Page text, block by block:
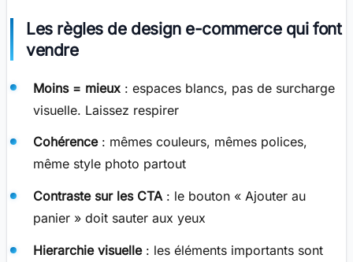
Les règles de design e-commerce qui font
vendre
Moins = mieux: espaces blancs, pas de surcharge
visuelle. Laissez respirer
Cohérence: mêmes couleurs, mêmes polices,
même style photo partout
Contraste sur les CTA: le bouton « Ajouter au
panier » doit sauter aux yeux
Hierarchie visuelle: les éléments importants sont